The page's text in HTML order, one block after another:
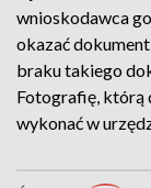
wnioskodawca
okazać
braku takiego
Fotografię, którą
wykonać w